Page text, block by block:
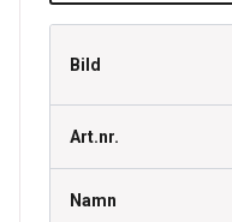
Bild
Art.nr.
Namn